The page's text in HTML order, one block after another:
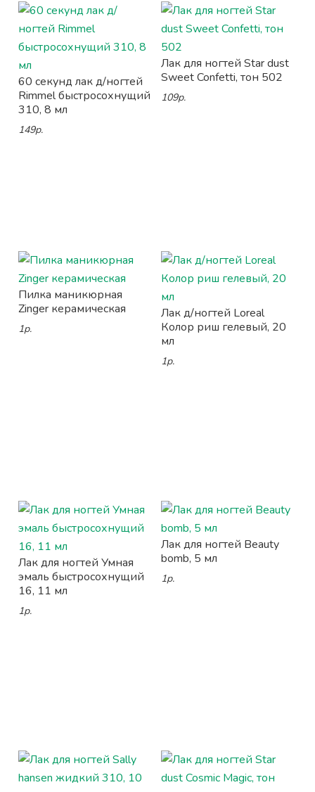
60 секунд лак д/ногтей
Rimmel быстросохнущий
310, 8 мл
149р.
Лак для ногтей Star dust
Sweet Confetti, тон 502
109р.
Пилка маникюрная
Zinger керамическая
1р.
Лак д/ногтей Loreal
Колор риш гелевый, 20
мл
1р.
Лак для ногтей Умная
эмаль быстросохнущий
16, 11 мл
1р.
Лак для ногтей Beauty
bomb, 5 мл
1р.